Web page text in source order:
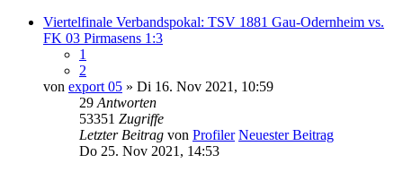
Viertelfinale Verbandspokal: TSV 1881 Gau-Odernheim vs.
FK 03 Pirmasens 1:3
1
2
von export 05 » Di 16. Nov 2021, 10:59
29 Antworten
53351 Zugriffe
Letzter Beitrag von Profiler Neuester Beitrag
Do 25. Nov 2021, 14:53